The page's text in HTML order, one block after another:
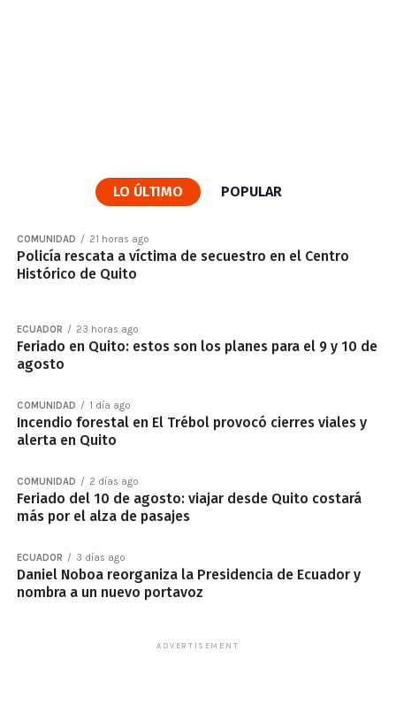
LO ÚLTIMO POPULAR
COMUNIDAD 21 horas ago
Policía rescata a víctima de secuestro en el Centro
Histórico de Quito
ECUADOR 23 horas ago
Feriado en Quito: estos son los planes para el 9 y 10 de
agosto
COMUNIDAD 1 día ago
Incendio forestal en El Trébol provocó cierres viales y
alerta en Quito
COMUNIDAD 2 días ago
Feriado del 10 de agosto: viajar desde Quito costará
más por el alza de pasajes
ECUADOR 3 días ago
Daniel Noboa reorganiza la Presidencia de Ecuador y
nombra a un nuevo portavoz
ADVERTISEMENT